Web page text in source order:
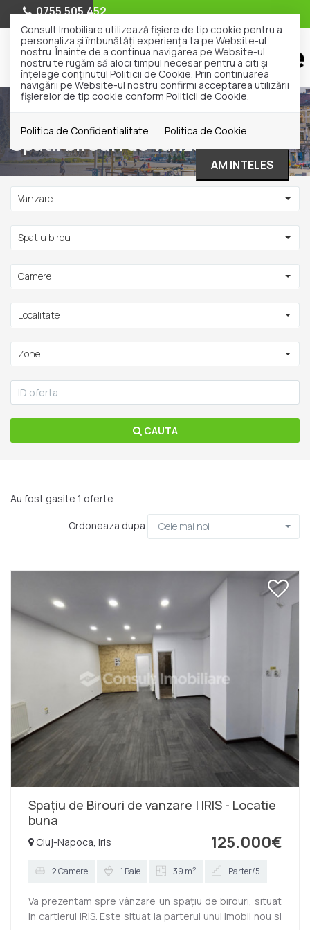
Consult Imobiliare utilizează fişiere de tip cookie pentru a
personaliza și îmbunătăți experiența ta pe Website-ul
nostru. Înainte de a continua navigarea pe Website-ul
nostru te rugăm să aloci timpul necesar pentru a citi și
înțelege conținutul Politicii de Cookie. Prin continuarea
navigării pe Website-ul nostru confirmi acceptarea utilizării
fişierelor de tip cookie conform Politicii de Cookie.
Politica de Confidentialitate Politica de Cookie
AM INTELES
0755.505.452
Spatii birouri de vanzare
Vanzare
Spatiu birou
Camere
Localitate
Zone
CAUTA
Au fost gasite 1 oferte
Ordoneaza dupa Cele mai noi
Spațiu de Birouri de vanzare | IRIS - Locatie
buna
125.000€
Cluj-Napoca, Iris
2 Camere 1 Baie 39 m2 Parter/5
Va prezentam spre vânzare un spațiu de birouri, situat
in cartierul IRIS. Este situat la parterul unui imobil nou si